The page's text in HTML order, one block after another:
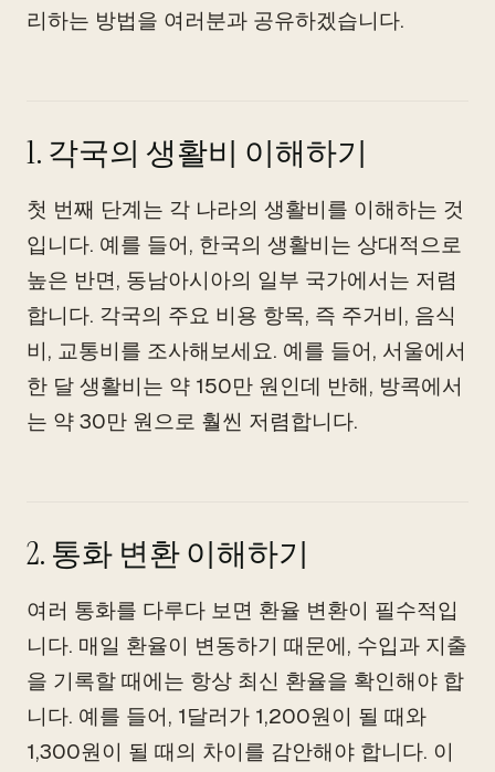
리하는 방법을 여러분과 공유하겠습니다.
1. 각국의 생활비 이해하기
첫 번째 단계는 각 나라의 생활비를 이해하는 것
입니다. 예를 들어, 한국의 생활비는 상대적으로
높은 반면, 동남아시아의 일부 국가에서는 저렴
합니다. 각국의 주요 비용 항목, 즉 주거비, 음식
비, 교통비를 조사해보세요. 예를 들어, 서울에서
한 달 생활비는 약 150만 원인데 반해, 방콕에서
는 약 30만 원으로 훨씬 저렴합니다.
2. 통화 변환 이해하기
여러 통화를 다루다 보면 환율 변환이 필수적입
니다. 매일 환율이 변동하기 때문에, 수입과 지출
을 기록할 때에는 항상 최신 환율을 확인해야 합
니다. 예를 들어, 1달러가 1,200원이 될 때와
1,300원이 될 때의 차이를 감안해야 합니다. 이